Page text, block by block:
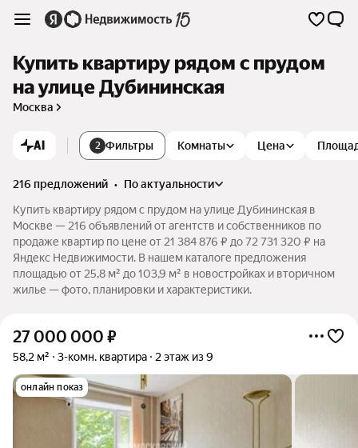
Купить квартиру рядом с прудом
на улице Дубининская
Москва
AI 2 Фильтры Комнаты Цена
216 предложений •
по актуальности
Купить квартиру рядом с прудом на улице Дубининская в
Москве — 216 объявлений от агентств и собственников по
продаже квартир по цене от 21 384 876 ₽ до 72 731 320 ₽ на
Яндекс Недвижимости. В нашем каталоге предложения
площадью от 25,8 м² до 103,9 м² в новостройках и вторичном
жилье — фото, планировки и характеристики.
27 000 000 ₽
58,2 м² 3-комн. квартира 2 этаж из 9
онлайн показ